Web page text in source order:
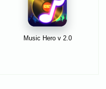
Music Hero v 2.0